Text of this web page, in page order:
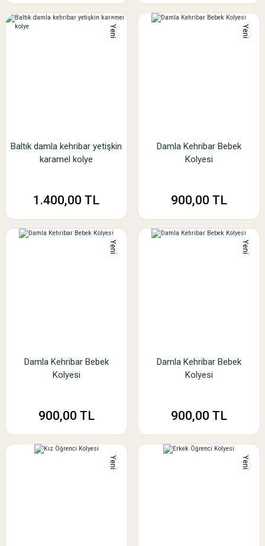
Yeni
Baltık damla kehribar yetişkin
karamel kolye
1.400,00 TL
Yeni
Damla Kehribar Bebek
Kolyesi
900,00 TL
Yeni
Damla Kehribar Bebek
Kolyesi
900,00 TL
Yeni
Damla Kehribar Bebek
Kolyesi
900,00 TL
Yeni Yeni